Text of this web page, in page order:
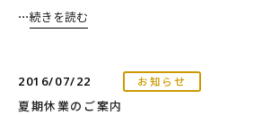
⋯続きを読む
2016/07/22 お知らせ
夏期休業のご案内